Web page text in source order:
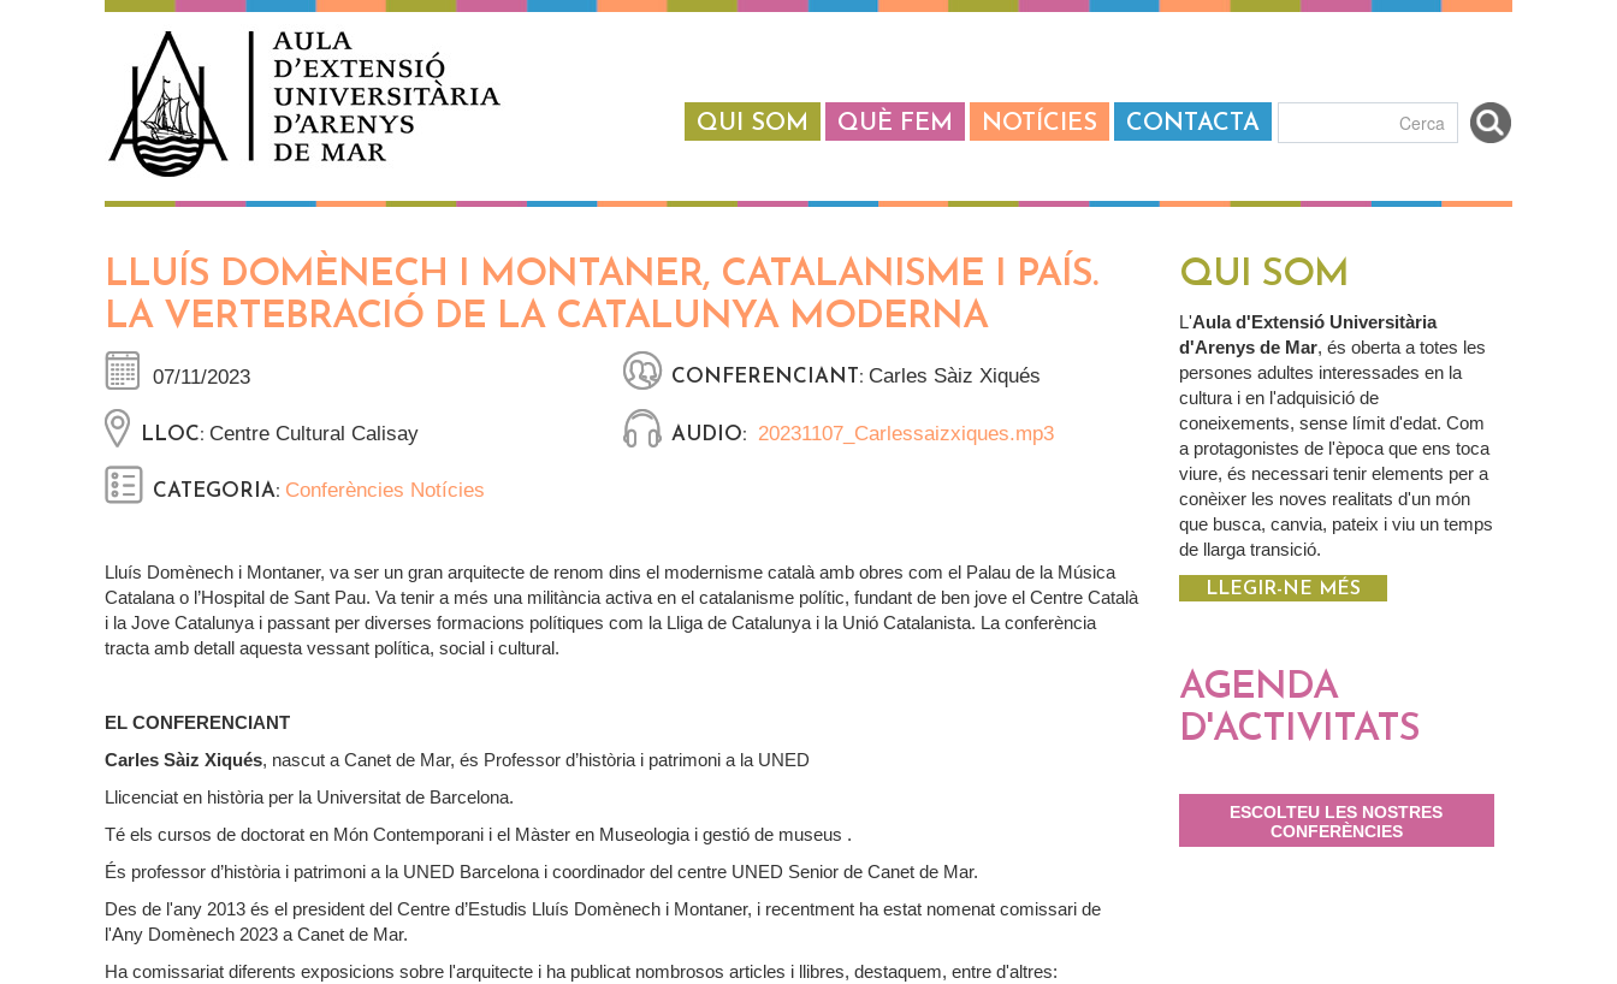
Vés al contingut
QUI SOM QUÈ FEM NOTÍCIES CONTACTA
Formulari de
LLUÍS DOMÈNECH I MONTANER, CATALANISME I PAÍS.
LA VERTEBRACIÓ DE LA CATALUNYA MODERNA
07/11/2023 CONFERENCIANT: Carles Sàiz Xiqués
LLOC: Centre Cultural Calisay AUDIO: 20231107_Carlessaizxiques.mp3
CATEGORIA: Conferències Notícies
Lluís Domènech i Montaner, va ser un gran arquitecte de renom dins el modernisme català amb obres com el Palau de la Música
Catalana o l’Hospital de Sant Pau. Va tenir a més una militància activa en el catalanisme polític, fundant de ben jove el Centre Català
i la Jove Catalunya i passant per diverses formacions polítiques com la Lliga de Catalunya i la Unió Catalanista. La conferència
tracta amb detall aquesta vessant política, social i cultural.
EL CONFERENCIANT
Carles Sàiz Xiqués, nascut a Canet de Mar, és Professor d’història i patrimoni a la UNED
Llicenciat en història per la Universitat de Barcelona.
Té els cursos de doctorat en Món Contemporani i el Màster en Museologia i gestió de museus .
És professor d’història i patrimoni a la UNED Barcelona i coordinador del centre UNED Senior de Canet de Mar.
Des de l'any 2013 és el president del Centre d’Estudis Lluís Domènech i Montaner, i recentment ha estat nomenat comissari de
l'Any Domènech 2023 a Canet de Mar.
Ha comissariat diferents exposicions sobre l'arquitecte i ha publicat nombrosos articles i llibres, destaquem, entre d'altres:
QUI SOM
L'Aula d'Extensió Universitària
d'Arenys de Mar, és oberta a totes les
persones adultes interessades en la
cultura i en l'adquisició de
coneixements, sense límit d'edat. Com
a protagonistes de l'època que ens toca
viure, és necessari tenir elements per a
conèixer les noves realitats d'un món
que busca, canvia, pateix i viu un temps
de llarga transició.
LLEGIR-NE MÉS
AGENDA
D'ACTIVITATS
ESCOLTEU LES NOSTRES
CONFERÈNCIES